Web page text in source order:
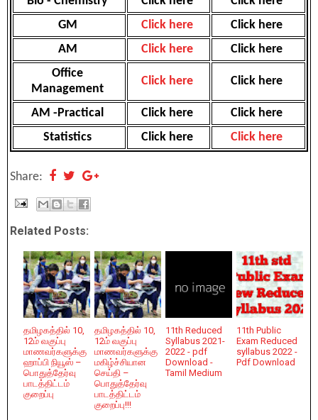
GM
Click here
Click here
AM
Click here
Click here
Office
Management
Click here Click here
AM -Practical Click here
Click here
Statistics
Click here Click here
Share:
Related Posts:
தமிழகத்தில் 10,
12ம் வகுப்பு
மாணவர்களுக்கு
ஹாப்பி நியூஸ் –
பொதுத்தேர்வு
பாடத்திட்டம்
குறைப்பு
தமிழகத்தில் 10,
12ம் வகுப்பு
மாணவர்களுக்கு
மகிழ்ச்சியான
செய்தி –
பொதுத்தேர்வு
பாடத்திட்டம்
குறைப்பு!!!
11th Reduced
Syllabus 2021-
2022 - pdf
Download -
Tamil Medium
11th Public
Exam Reduced
syllabus 2022 -
Pdf Download